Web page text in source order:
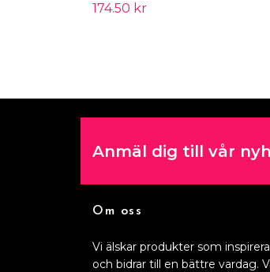
174.50 kr
Anmäl dig till vår
Om oss
Vi älskar produkter som
och bidrar till en bättre vardag.